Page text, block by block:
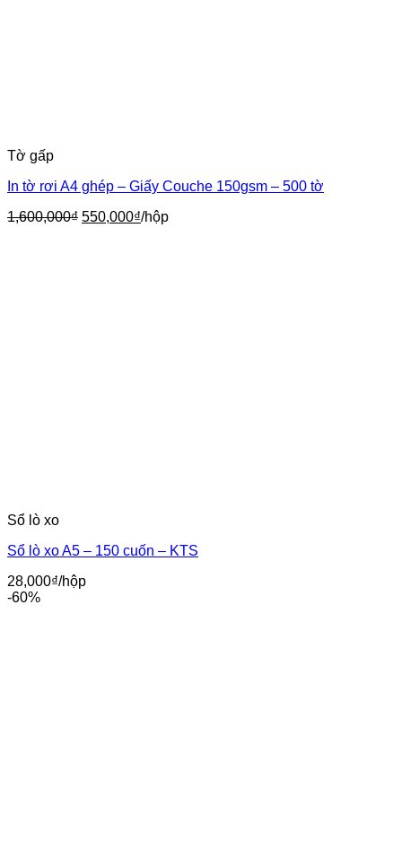
Tờ gấp
In tờ rơi A4 ghép – Giấy Couche 150gsm – 500 tờ
1,600,000₫ Giá
550,000₫Giá
/hộp
Sổ lò xo
Sổ lò xo A5 – 150 cuốn – KTS
28,000₫/hộp
-60%